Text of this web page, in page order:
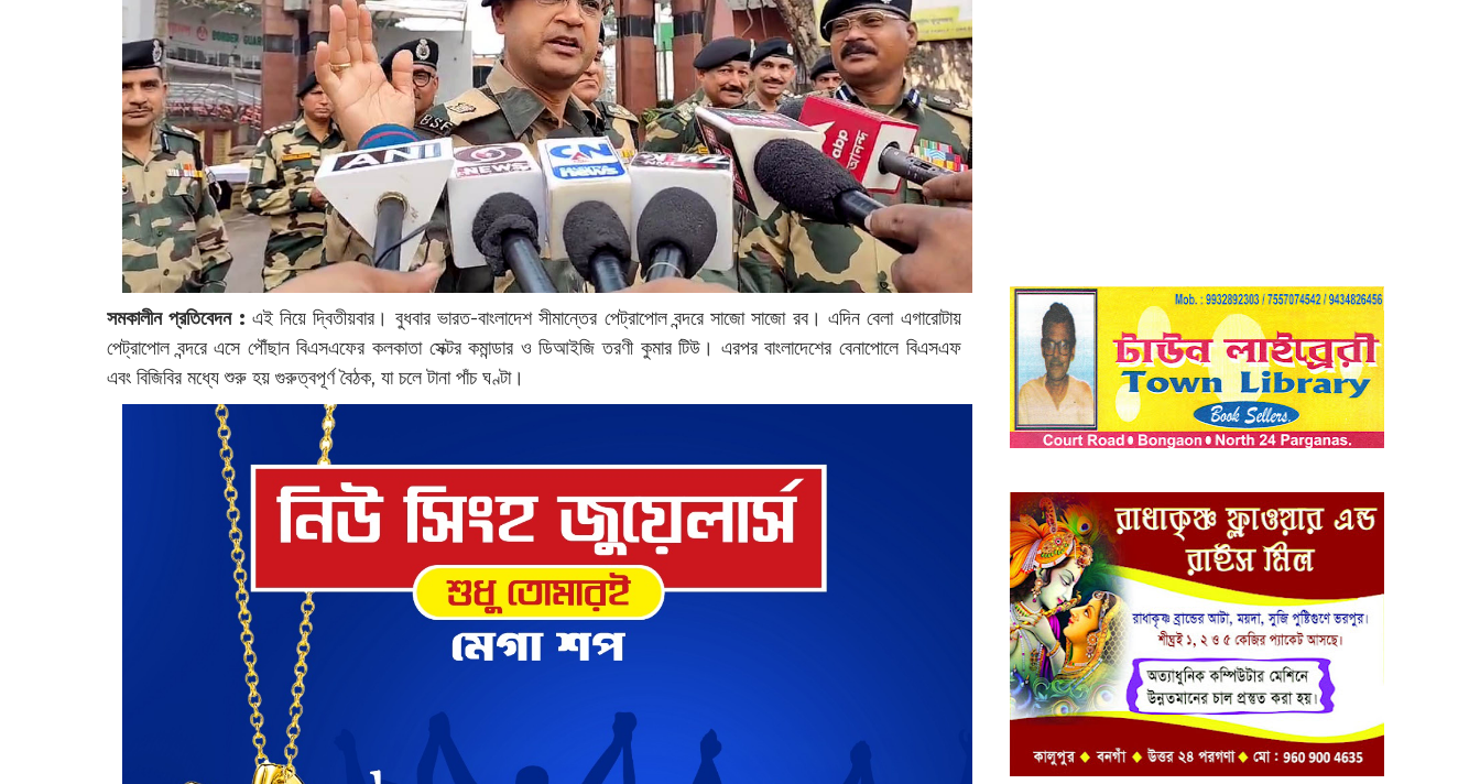
সমকালীন প্রতিবেদন : ‌এই নিয়ে দ্বিতীয়বার। বুধবার ভারত-বাংলাদেশ সীমান্তের পেট্রাপোল বন্দরে সাজো সাজো রব। এদিন বেলা এগারোটায়
পেট্রাপোল বন্দরে এসে পৌঁছান বিএসএফের কলকাতা সেক্টর কমান্ডার ও ডিআইজি তরণী কুমার টিউ। এরপর বাংলাদেশের বেনাপোলে বিএসএফ
এবং বিজিবির মধ্যে শুরু হয় গুরুত্বপূর্ণ বৈঠক, যা চলে টানা পাঁচ ঘণ্টা।